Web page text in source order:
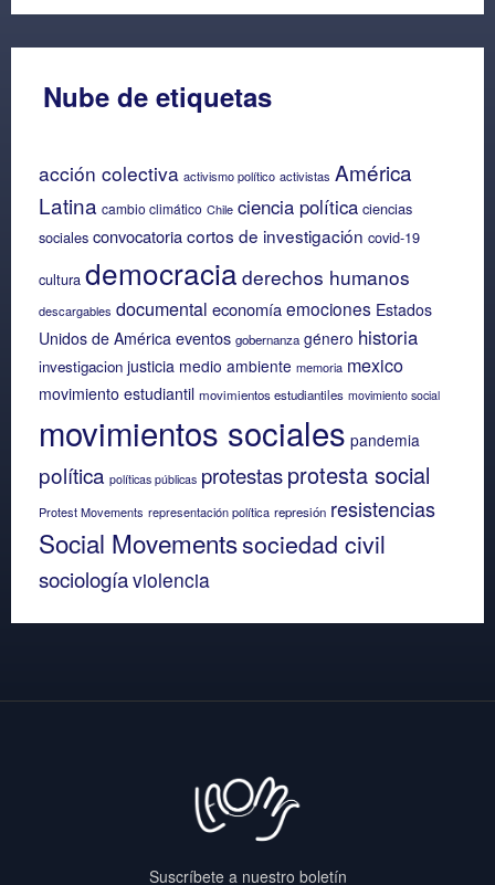
Nube de etiquetas
acción colectiva activismo político activistas América
Latina cambio climático Chile ciencia política ciencias
sociales convocatoriacortos de investigación covid-19
cultura democracia derechos humanos
descargables documental economíaemociones Estados
Unidos de América eventos gobernanza género historia
investigacion justicia medio ambiente memoria mexico
movimiento estudiantil movimientos estudiantiles movimiento social
movimientos sociales pandemia
política políticas públicas protestasprotesta social
Protest Movements representación política represión resistencias
Social Movementssociedad civil
sociologíaviolencia
Suscríbete a nuestro boletín